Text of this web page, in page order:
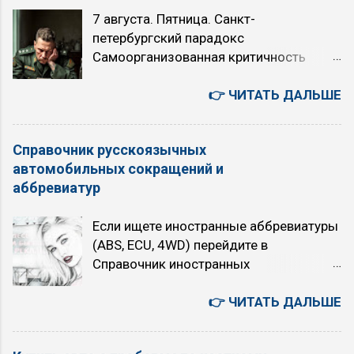
разгон (например, кого-то обогнать или
активно проехать по городу) Когда НЕ
рекомендуется использовать режим
Красный восклицательный знак в круге,
буква P в круге или надпись BRAKE
Включен ручной тормоз, низкий
колодок или другие проблемы в
жидкости (мигание указывает на сбой)
...
7 августа. Пятница. Санкт-
петербургский парадокс
Самоорганизованная критичность
Искусственный Интеллект или ядерный
автомобили, авто аукционы, история,
бизнес, культура, быт. 您好！若为文心千
帆相关问题（如调用大模型API等），建
https://qianfan.cloud.baidu.com/ 。感谢
您的关注与支持 - как есть. 5 августа.
Среда. Текущие главные темы моего
Искусственный интеллект или ядерный
👉 ЧИТАТЬ ДАЛЬШЕ
Справочник русскоязычных
автомобильных сокращений и
аббревиатур
Если ищете иностранные аббревиатуры
(ABS, ECU, 4WD) перейдите в
Справочник иностранных
RUS См. ABS АКПП, АКПб RUS См. AT,
👉 ЧИТАТЬ ДАЛЬШЕ